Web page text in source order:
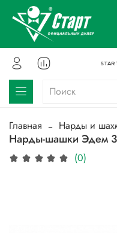
Главная Нарды и
Нарды-шашки Эдем
(0)